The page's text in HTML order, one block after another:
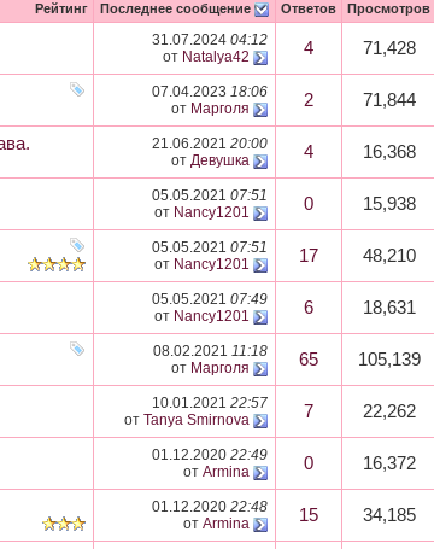
Рейтинг Последнее сообщение Ответов Просмотров
31.07.2024 04:12
от Natalya42 4 71,428
07.04.2023 18:06
от Марголя 2 71,844
21.06.2021 20:00
от Девушка 4 16,368
05.05.2021 07:51
от Nancy1201 0 15,938
05.05.2021 07:51
от Nancy1201 17 48,210
05.05.2021 07:49
от Nancy1201 6 18,631
08.02.2021 11:18
от Марголя 65 105,139
10.01.2021 22:57
от Tanya Smirnova 7 22,262
01.12.2020 22:49
от Armina 0 16,372
01.12.2020 22:48
от Armina 15 34,185